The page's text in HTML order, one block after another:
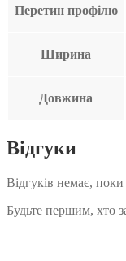
Перетин профілю
Ширина
Довжина
Відгуки
Відгуків немає,
Будьте першим, хто